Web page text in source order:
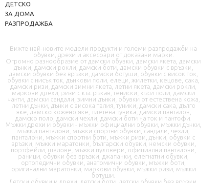
ДЕТСКО
ЗА ДОМА
РАЗПРОДАЖБА
Вижте най-новите модели продукти и големи разпродажби на
обувки, дрехи и аксесоари от доказани марки.
Огромно разнообразие от дамски обувки, дамски якета, дамски
дънки, дамски рокли, дамски боти, дамски обувки с връзки,
дамски обувки без връзки, дамски ботуши, обувки с висок ток,
обувки с нисък ток, дънкови поли, елеци, жилетки, кецове, сака,
дамски ризи, дамски зимни якета, летни якета, дамски рокли,
маркови дрехи, ризи с къс ръкав, тениски, къси поли, дамски
чанти, дамски сандали, зимни дънки, обувки от естествена кожа,
летни дънки, дънки с висока талия, туники, дамски сака, дълго
яке, дамско кожено яке, плетена туника, дамски панталон,
дамско поло, дамски чехли, дамски боти на ток и пантофи.
Мъжки дрехи и обувки - мъжки официални обувки, мъжки дънки,
мъжки панталони, мъжки спортни обувки, сандали, чехли,
панталони, мъжки спортни боти, мъжки ризи, дънки, обувки с
връзки, мъжки маратонки, български обувки, немски обувки,
портфейли, шалове, мъжки пуловери, официални панталони,
раници, обувки без връзки, джапанки, елегнатни обувки,
ортопедични обувки, анатомични обувки, мъжки боти,
оригинални маратонки, маркови обувки, мъжки ризи, мъжки
ботуши.
Детски обувки и дрехи, детски боти, детски обувки без връзки,
📦 Информация за доставка
🔄 Подмяна и връщания
❓ Въпроси и отговори